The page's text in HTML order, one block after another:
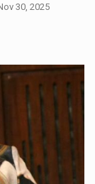
30, 2025